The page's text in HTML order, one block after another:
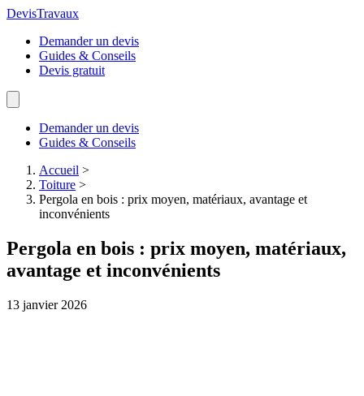
DevisTravaux
Demander un devis
Guides & Conseils
Devis gratuit
Demander un devis
Guides & Conseils
Accueil >
Toiture >
Pergola en bois : prix moyen, matériaux, avantage et
inconvénients
Pergola en bois : prix moyen, matériaux,
avantage et inconvénients
13 janvier 2026